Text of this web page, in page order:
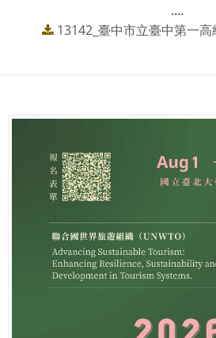
....
13142_臺中市立臺中第一